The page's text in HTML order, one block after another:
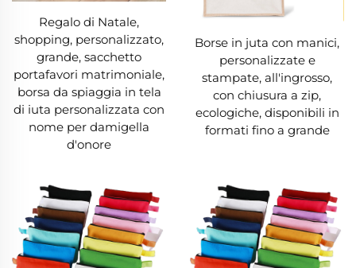
Una borsa in juta offre una notevole versatilità
sia nello stile che nella personalizzazione,
soddisfacendo una vasta gamma di gusti ed
esigenze. La superficie naturale e testurizzata
della juta costituisce un supporto ideale per
ricamo, stampa a blocchi e pittura a mano. Ciò
significa che è possibile trovare una borsa in juta
che rispecchia il proprio stile personale, dai
Regalo di Natale,
shopping, personalizzato,
grande, sacchetto
portafavori matrimoniale,
borsa da spiaggia in tela
di iuta personalizzata con
nome per damigella
d'onore
Borse in juta con manici,
personalizzate e
stampate, all'ingrosso,
con chiusura a zip,
ecologiche, disponibili in
formati fino a grande